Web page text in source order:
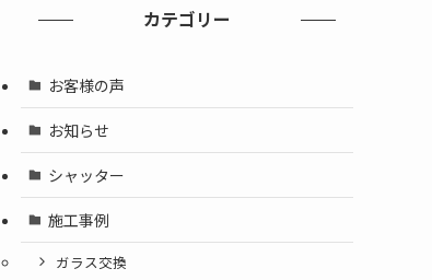
カテゴリー
お客様の声
お知らせ
シャッター
施工事例
ガラス交換